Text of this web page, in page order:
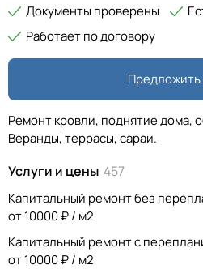
Документы проверены
Работает по договору
Предложить
Ремонт кровли, поднятие дома,
Веранды, террасы, сараи.
Услуги и цены 457
Капитальный ремонт без
от 10000 ₽ / м2
Капитальный ремонт с
от 10000 ₽ / м2